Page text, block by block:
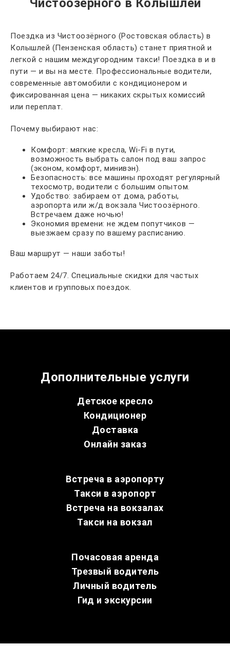
Чистоозёрного в Колышлей
Поездка из Чистоозёрного (Ростовская область) в
Колышлей (Пензенская область) станет приятной и
легкой с нашим междугородним такси! Поездка в и в
пути — и вы на месте. Профессиональные водители,
современные автомобили с кондиционером и
фиксированная цена — никаких скрытых комиссий
или переплат.
Почему выбирают нас:
Комфорт: мягкие кресла, Wi-Fi в пути,
возможность выбрать салон под ваш запрос
(эконом, комфорт, минивэн).
Безопасность: все машины проходят регулярный
техосмотр, водители с большим опытом.
Удобство: забираем от дома, работы,
аэропорта или ж/д вокзала Чистоозёрного.
Встречаем даже ночью!
Экономия времени: не ждем попутчиков —
выезжаем сразу по вашему расписанию.
Ваш маршрут — наши заботы!
Работаем 24/7. Специальные скидки для частых
клиентов и групповых поездок.
Дополнительные услуги
Детское кресло
Кондиционер
Доставка
Онлайн заказ
Встреча в аэропорту
Такси в аэропорт
Встреча на вокзалах
Такси на вокзал
Почасовая аренда
Трезвый водитель
Личный водитель
Гид и экскурсии